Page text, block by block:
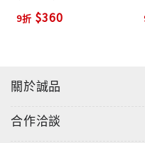
變，呈現豐富、餘韻不
9折 $360
關於誠品
合作洽談